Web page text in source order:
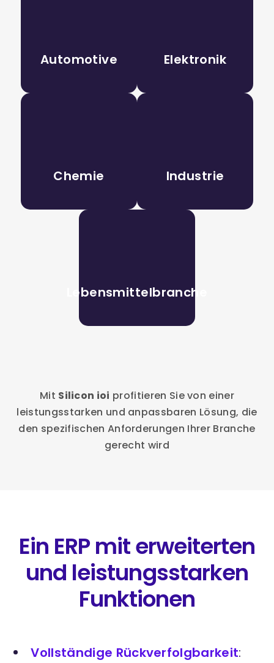
Automotive Elektronik
Chemie Industrie
Lebensmittelbranche
Mit Silicon ioi profitieren Sie von einer
leistungsstarken und anpassbaren Lösung, die
den spezifischen Anforderungen Ihrer Branche
gerecht wird
Ein ERP mit erweiterten
und leistungsstarken
Funktionen
Vollständige Rückverfolgbarkeit: